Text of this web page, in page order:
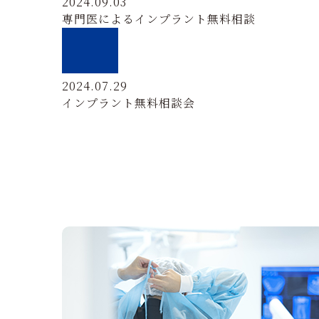
専門医によるインプラント無料相談
2024.07.29
インプラント無料相談会